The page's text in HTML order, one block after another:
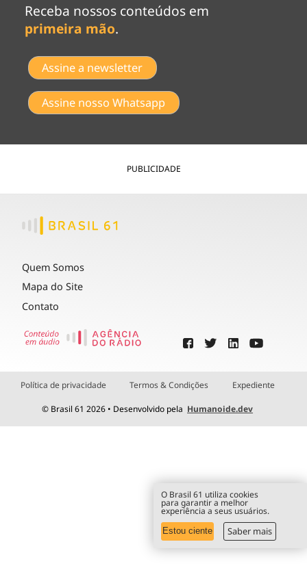
Receba nossos conteúdos em
primeira mão.
Assine a newsletter
Assine nosso Whatsapp
PUBLICIDADE
Quem Somos
Mapa do Site
Contato
Política de privacidade Termos & Condições Expediente
© Brasil 61 2026 • Desenvolvido pela Humanoide.dev
O Brasil 61 utiliza cookies
para garantir a melhor
experiência a seus usuários.
Estou ciente Saber mais